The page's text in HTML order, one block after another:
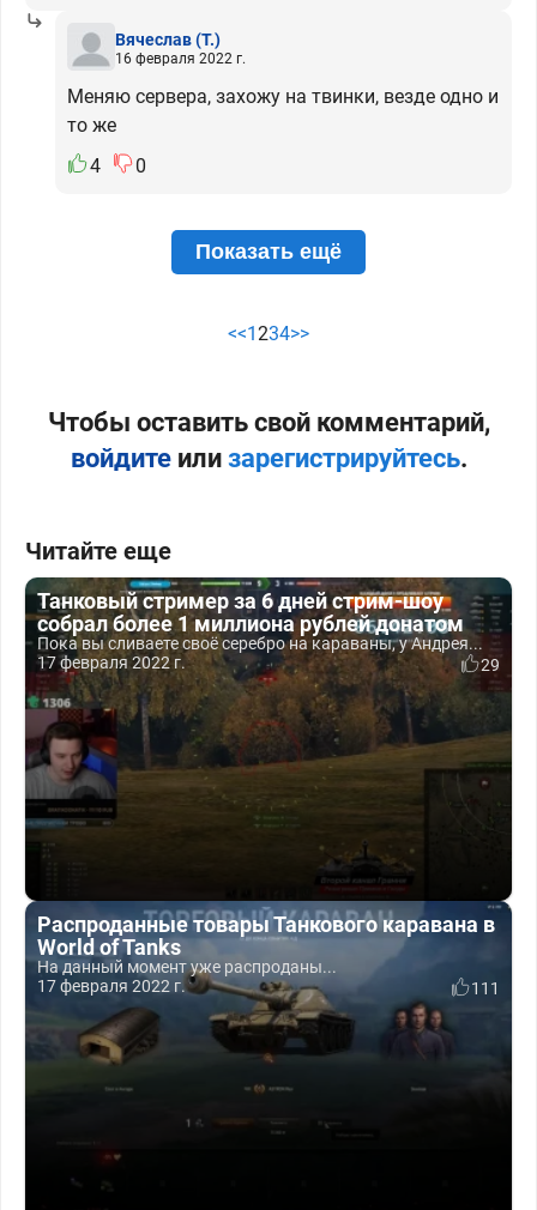
Вячеслав(T.)
16 февраля 2022 г.
Меняю сервера, захожу на твинки, везде одно и
то же
4
0
Показать ещё
<<1234>>
Чтобы оставить свой комментарий,
войдитеили зарегистрируйтесь.
Читайте еще
Танковый стример за 6 дней стрим-шоу
собрал более 1 миллиона рублей донатом
Пока вы сливаете своё серебро на караваны, у Андрея...
17 февраля 2022 г.
29
Распроданные товары Танкового каравана в
World of Tanks
На данный момент уже распроданы...
17 февраля 2022 г.
111